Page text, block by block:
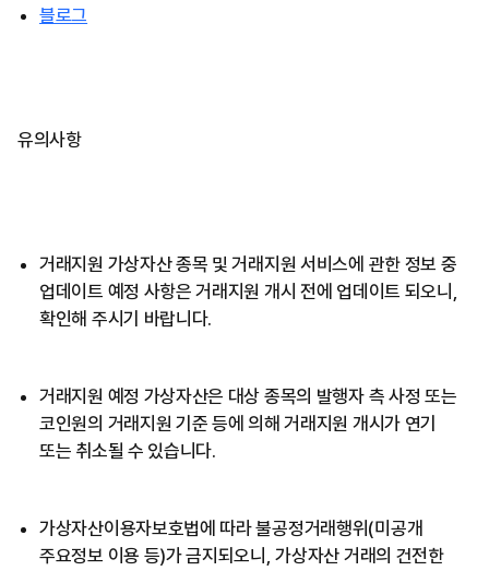
블로그
유의사항
거래지원 가상자산 종목 및 거래지원 서비스에 관한 정보 중
업데이트 예정 사항은 거래지원 개시 전에 업데이트 되오니,
확인해 주시기 바랍니다.
거래지원 예정 가상자산은 대상 종목의 발행자 측 사정 또는
코인원의 거래지원 기준 등에 의해 거래지원 개시가 연기
또는 취소될 수 있습니다.
가상자산이용자보호법에 따라 불공정거래행위(미공개
주요정보 이용 등)가 금지되오니, 가상자산 거래의 건전한